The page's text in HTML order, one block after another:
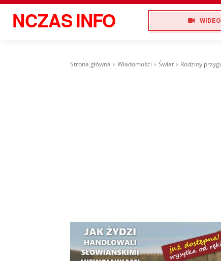
NCZASINFO WIDEO
Strona główna Wiadomości Świat Rodziny